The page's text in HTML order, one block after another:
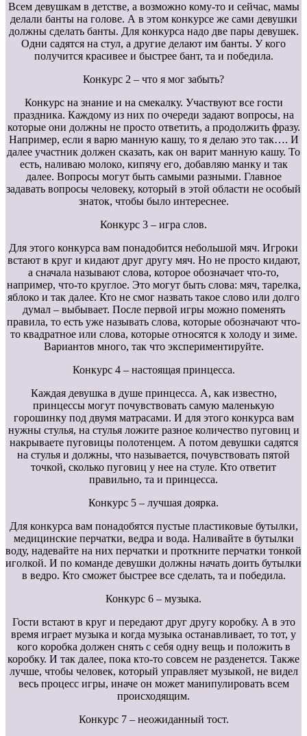
Всем девушкам в детстве, а возможно кому-то и сейчас, мамы
делали банты на голове. А в этом конкурсе же сами девушки
должны сделать банты. Для конкурса надо две пары девушек.
Одни садятся на стул, а другие делают им банты. У кого
получится красивее и быстрее бант, та и победила.
Конкурс 2 – что я мог забыть?
Конкурс на знание и на смекалку. Участвуют все гости
праздника. Каждому из них по очереди задают вопросы, на
которые они должны не просто ответить, а продолжить фразу.
Например, если я варю манную кашу, то я делаю это так…. И
далее участник должен сказать, как он варит манную кашу. То
есть, наливаю молоко, кипячу его, добавляю манку и так
далее. Вопросы могут быть самыми разными. Главное
задавать вопросы человеку, который в этой области не особый
знаток, чтобы было интереснее.
Конкурс 3 – игра слов.
Для этого конкурса вам понадобится небольшой мяч. Игроки
встают в круг и кидают друг другу мяч. Но не просто кидают,
а сначала называют слова, которое обозначает что-то,
например, что-то круглое. Это могут быть слова: мяч, тарелка,
яблоко и так далее. Кто не смог назвать такое слово или долго
думал – выбывает. После первой игры можно поменять
правила, то есть уже называть слова, которые обозначают что-
то квадратное или слова, которые относятся к холоду и зиме.
Вариантов много, так что экспериментируйте.
Конкурс 4 – настоящая принцесса.
Каждая девушка в душе принцесса. А, как известно,
принцессы могут почувствовать самую маленькую
горошинку под двумя матрасами. И для этого конкурса вам
нужны стулья, на стулья ложите разное количество пуговиц и
накрываете пуговицы полотенцем. А потом девушки садятся
на стулья и должны, что называется, почувствовать пятой
точкой, сколько пуговиц у нее на стуле. Кто ответит
правильно, та и принцесса.
Конкурс 5 – лучшая доярка.
Для конкурса вам понадобятся пустые пластиковые бутылки,
медицинские перчатки, ведра и вода. Наливайте в бутылки
воду, надевайте на них перчатки и проткните перчатки тонкой
иголкой. И по команде девушки должны начать доить бутылки
в ведро. Кто сможет быстрее все сделать, та и победила.
Конкурс 6 – музыка.
Гости встают в круг и передают друг другу коробку. А в это
время играет музыка и когда музыка останавливает, то тот, у
кого коробка должен снять с себя одну вещь и положить в
коробку. И так далее, пока кто-то совсем не разденется. Также
лучше, чтобы человек, который управляет музыкой, не видел
весь процесс игры, иначе он может манипулировать всем
происходящим.
Конкурс 7 – неожиданный тост.